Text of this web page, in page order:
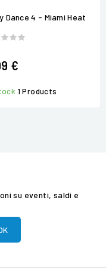
Dance 4 - Miami Heat
€
1 Products
su eventi, saldi e